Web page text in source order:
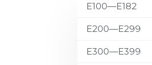
E100—E182
E200—E299
E300—E399